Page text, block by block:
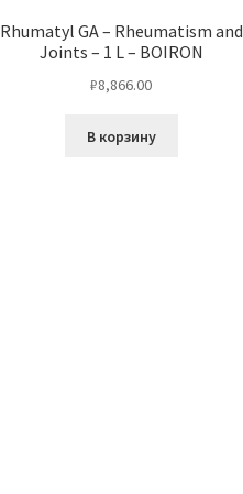
Rhumatyl GA – Rheumatism and
Joints – 1 L – BOIRON
₽8,866.00
В корзину